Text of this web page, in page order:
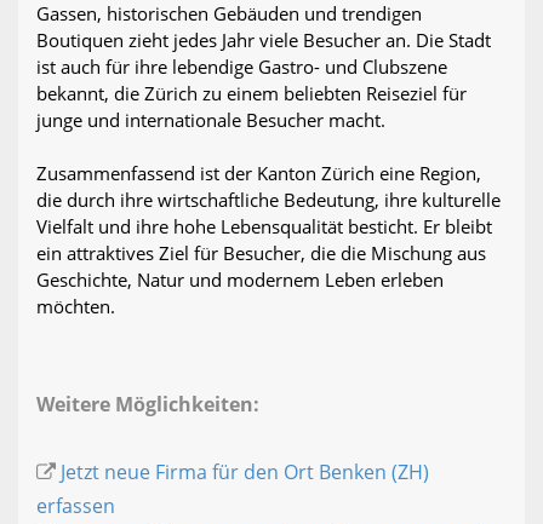
Gassen, historischen Gebäuden und trendigen
Boutiquen zieht jedes Jahr viele Besucher an. Die Stadt
ist auch für ihre lebendige Gastro- und Clubszene
bekannt, die Zürich zu einem beliebten Reiseziel für
junge und internationale Besucher macht.
Zusammenfassend ist der Kanton Zürich eine Region,
die durch ihre wirtschaftliche Bedeutung, ihre kulturelle
Vielfalt und ihre hohe Lebensqualität besticht. Er bleibt
ein attraktives Ziel für Besucher, die die Mischung aus
Geschichte, Natur und modernem Leben erleben
möchten.
Weitere Möglichkeiten:
Jetzt neue Firma für den Ort Benken (ZH)
erfassen